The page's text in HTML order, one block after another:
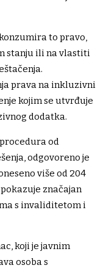
to pravo,
stanju ili na vlastiti
prava na inkluzivni
kojim se utvrđuje
dodatka.
od
odgovoreno je
više od 204
značajan
s invaliditetom i
koji je javnim
osoba s